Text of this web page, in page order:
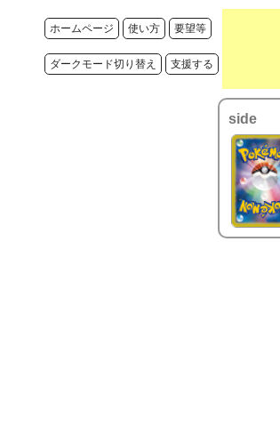
ホームページ 使い方 要望等
ダークモード切り替え 支援する
side